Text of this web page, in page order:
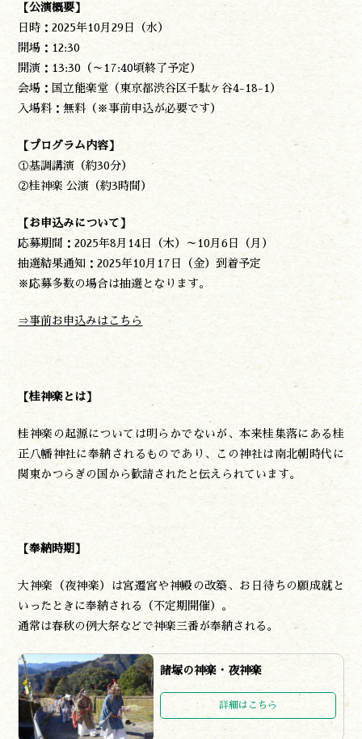
【公演概要】
日時：2025年10月29日（水）
開場：12:30
開演：13:30（～17:40頃終了予定）
会場：国立能楽堂（東京都渋谷区千駄ヶ谷4-18-1）
入場料：無料（※事前申込が必要です）
【プログラム内容】
①基調講演（約30分）
②桂神楽 公演（約3時間）
【お申込みについて】
応募期間：2025年8月14日（木）～10月6日（月）
抽選結果通知：2025年10月17日（金）到着予定
※応募多数の場合は抽選となります。
⇒事前お申込みはこちら
【桂神楽とは】
桂神楽の起源については明らかでないが、本来桂集落にある桂
正八幡神社に奉納されるものであり、この神社は南北朝時代に
関東かつらぎの国から歓請されたと伝えられています。
【奉納時期】
大神楽（夜神楽）は宮遷宮や神殿の改築、お日待ちの願成就と
いったときに奉納される（不定期開催）。
通常は春秋の例大祭などで神楽三番が奉納される。
諸塚の神楽・夜神楽
詳細はこちら